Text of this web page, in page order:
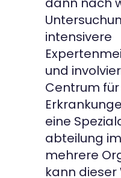
intensivere
und
Centrum
eine
abteilung im
mehrere
kann